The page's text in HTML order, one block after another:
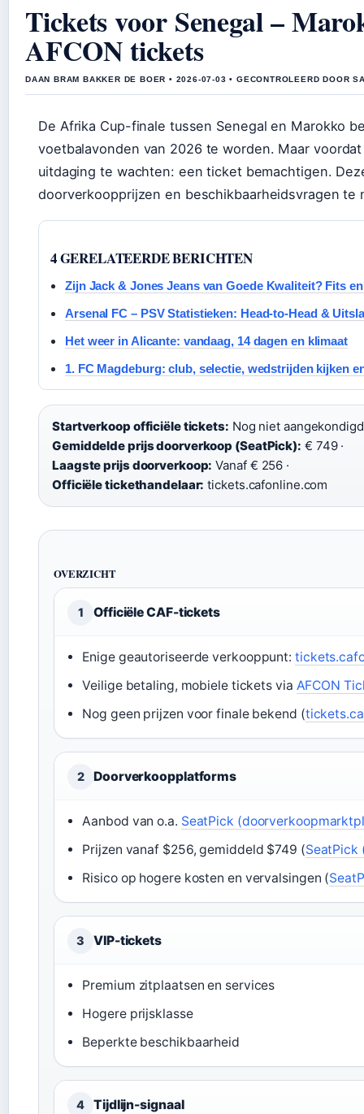
Tickets voor Senegal –
AFCON tickets
DAAN BRAM BAKKER DE BOER • 2026-07-03 • GECONTROLEERD DOOR
De Afrika Cup-finale tussen Senegal en Marokko
voetbalavonden van 2026 te worden. Maar
uitdaging te wachten: een ticket bemachtigen.
doorverkoopprijzen en beschikbaarheidsvragen te
4 GERELATEERDE BERICHTEN
Zijn Jack & Jones Jeans van Goede Kwaliteit? Fits
Arsenal FC – PSV Statistieken: Head-to-Head &
Het weer in Alicante: vandaag, 14 dagen en klimaat
1. FC Magdeburg: club, selectie, wedstrijden kijken
Startverkoop officiële tickets: Nog niet aangekondigd
Gemiddelde prijs doorverkoop (SeatPick): € 749 ·
Laagste prijs doorverkoop: Vanaf € 256 ·
Officiële tickethandelaar: tickets.cafonline.com
OVERZICHT
1 Officiële CAF-tickets
Enige geautoriseerde verkooppunt:
Veilige betaling, mobiele tickets via AFCON
Nog geen prijzen voor finale bekend (
2 Doorverkoopplatforms
Aanbod van o.a. SeatPick
Prijzen vanaf $256, gemiddeld $749 (SeatPick
Risico op hogere kosten en vervalsingen (
3 VIP-tickets
Premium zitplaatsen en services
Hogere prijsklasse
Beperkte beschikbaarheid
4 Tijdlijn-signaal